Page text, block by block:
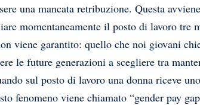
una mancata retribuzione. Questa
momentaneamente il posto di lavoro tre
viene garantito: quello che noi giovani
le future generazioni a scegliere tra
sul posto di lavoro una donna riceve
fenomeno viene chiamato “gender pay